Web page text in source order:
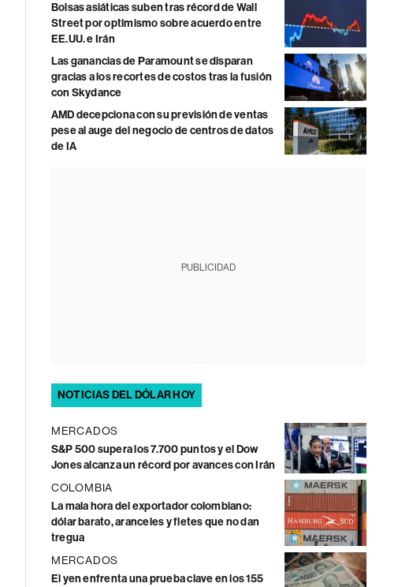
Bolsas asiáticas suben tras récord de Wall
Street por optimismo sobre acuerdo entre
EE.UU. e Irán
Las ganancias de Paramount se disparan
gracias a los recortes de costos tras la fusión
con Skydance
AMD decepciona con su previsión de ventas
pese al auge del negocio de centros de datos
de IA
PUBLICIDAD
NOTICIAS DEL DÓLAR HOY
MERCADOS
S&P 500 supera los 7.700 puntos y el Dow
Jones alcanza un récord por avances con Irán
COLOMBIA
La mala hora del exportador colombiano:
dólar barato, aranceles y fletes que no dan
tregua
MERCADOS
El yen enfrenta una prueba clave en los 155